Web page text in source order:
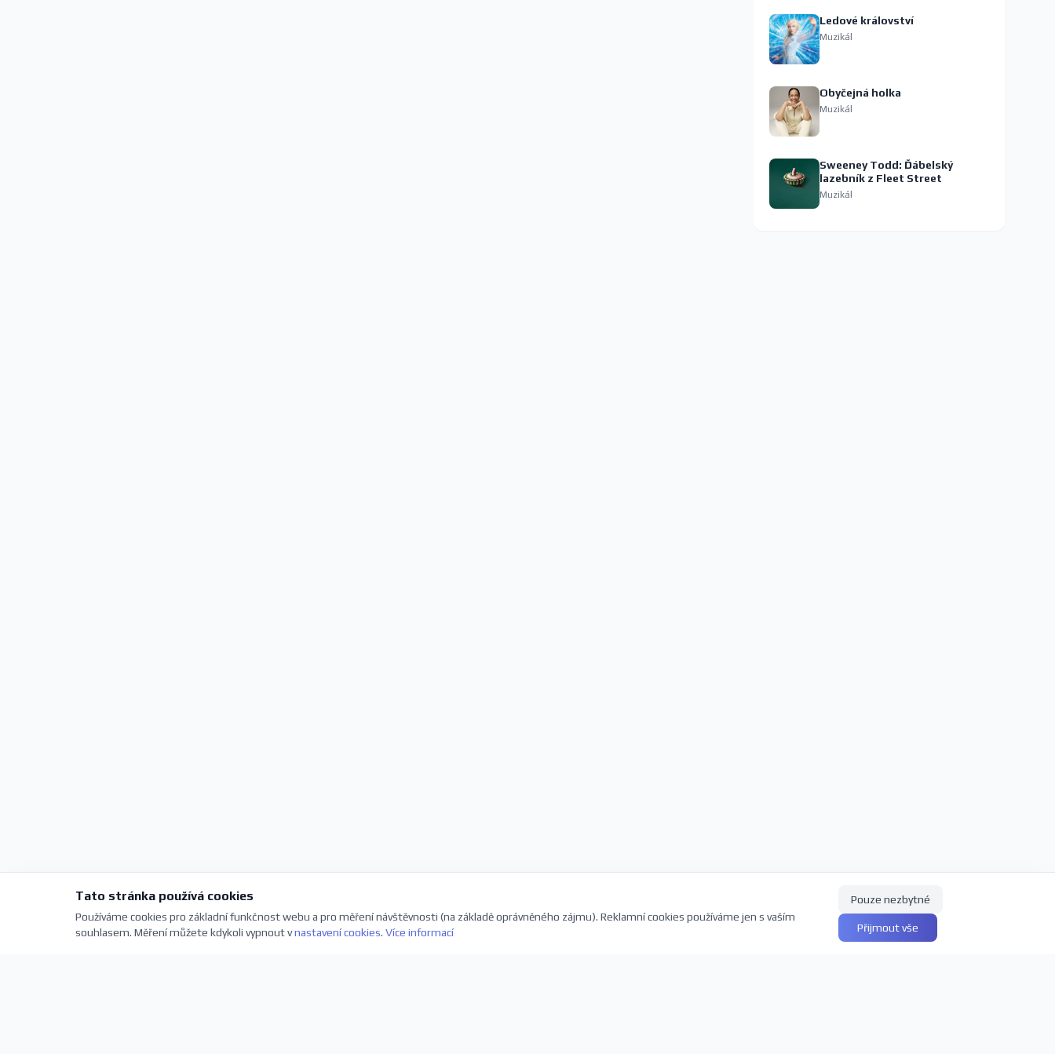
Ledové království
Muzikál
Obyčejná holka
Muzikál
Sweeney Todd: Ďábelský
lazebník z Fleet Street
Muzikál
Tato stránka používá cookies
Používáme cookies pro základní funkčnost webu a pro měření návštěvnosti (na základě oprávněného zájmu). Reklamní cookies používáme jen s vaším
souhlasem. Měření můžete kdykoli vypnout vnastavení cookies. Více informací
Pouze nezbytné
Přijmout vše